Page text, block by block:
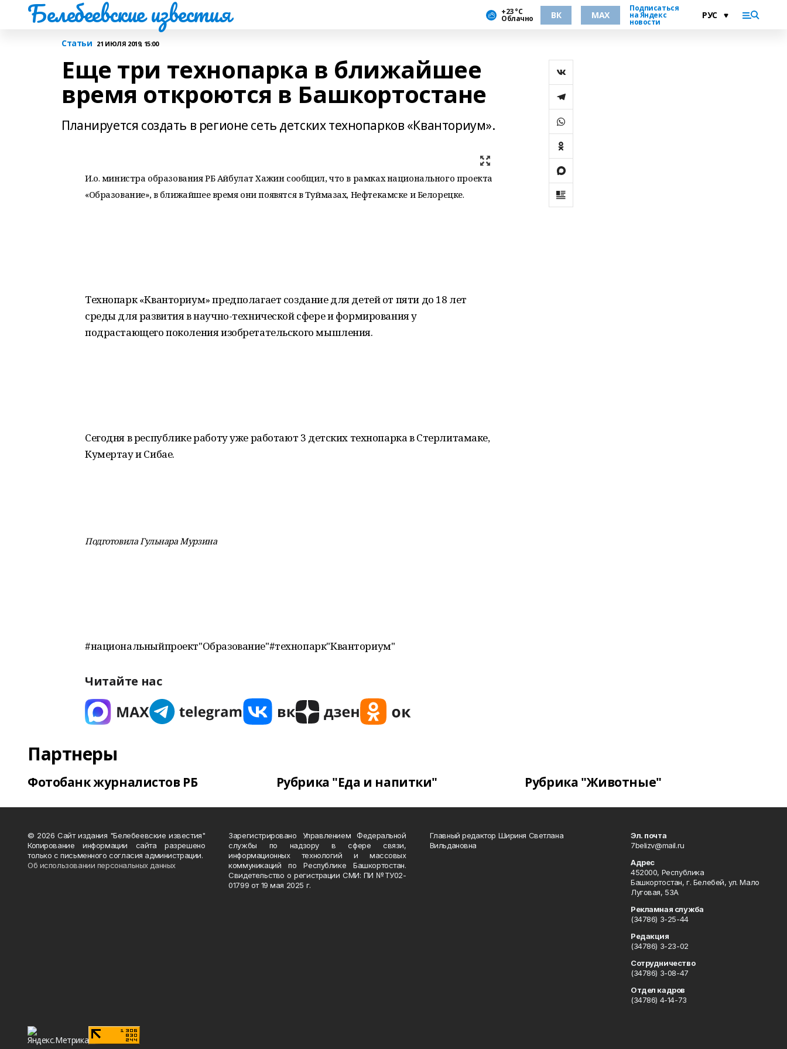
Белебеевские известия +23 °С
Облачно ВК MAX
Подписаться
на Яндекс
новости
Статьи 21 ИЮЛЯ 2019, 15:00
Еще три технопарка в ближайшее
время откроются в Башкортостане
Планируется создать в регионе сеть детских технопарков «Кванториум».
И.о. министра образования РБ Айбулат Хажин сообщил, что в рамках национального проекта
«Образование», в ближайшее время они появятся в Туймазах, Нефтекамске и Белорецке.
Технопарк «Кванториум» предполагает создание для детей от пяти до 18 лет
среды для развития в научно-технической сфере и формирования у
подрастающего поколения изобретательского мышления.
Сегодня в республике работу уже работают 3 детских технопарка в Стерлитамаке,
Кумертау и Сибае.
Подготовила Гульнара Мурзина
#национальныйпроект"Образование"#технопарк"Кванториум"
Читайте нас
Партнеры
Фотобанк журналистов РБ Рубрика "Еда и напитки" Рубрика "Животные"
© 2026 Сайт издания "Белебеевские известия"
Копирование информации сайта разрешено
только с письменного согласия администрации.
Об использовании персональных данных
Зарегистрировано Управлением Федеральной
службы по надзору в сфере связи,
информационных технологий и массовых
коммуникаций по Республике Башкортостан.
Свидетельство о регистрации СМИ: ПИ №ТУ02-
01799 от 19 мая 2025 г.
Главный редактор Шириня Светлана
Вильдановна
Эл. почта
7belizv@mail.ru
Адрес
452000, Республика
Башкортостан, г. Белебей, ул. Мало
Луговая, 53А
Рекламная служба
(34786) 3-25-44
Редакция
(34786) 3-23-02
Сотрудничество
(34786) 3-08-47
Отдел кадров
(34786) 4-14-73